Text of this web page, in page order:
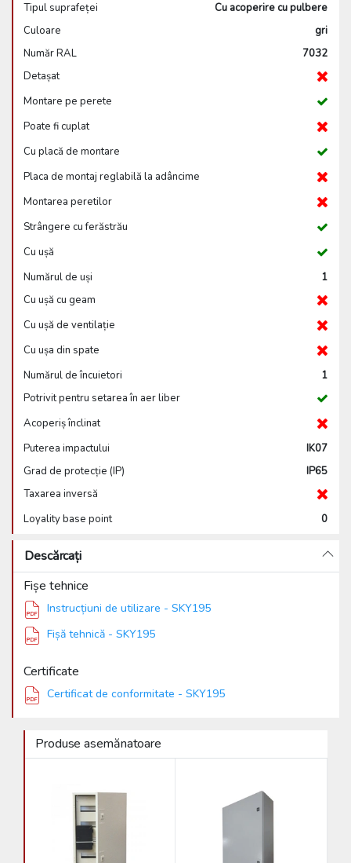
Tipul suprafeței
Cu acoperire cu pulbere
Culoare
gri
Număr RAL
7032
Detașat
Montare pe perete
Poate fi cuplat
Cu placă de montare
Placa de montaj reglabilă la adâncime
Montarea peretilor
Strângere cu ferăstrău
Cu ușă
Numărul de uși
1
Cu ușă cu geam
Cu ușă de ventilație
Cu ușa din spate
Numărul de încuietori
1
Potrivit pentru setarea în aer liber
Acoperiș înclinat
Puterea impactului
IK07
Grad de protecție (IP)
IP65
Taxarea inversă
Loyality base point
0
Descărcați
Fișe tehnice
Instrucțiuni de utilizare - SKY195
Fișă tehnică - SKY195
Certificate
Certificat de conformitate - SKY195
Produse asemănatoare